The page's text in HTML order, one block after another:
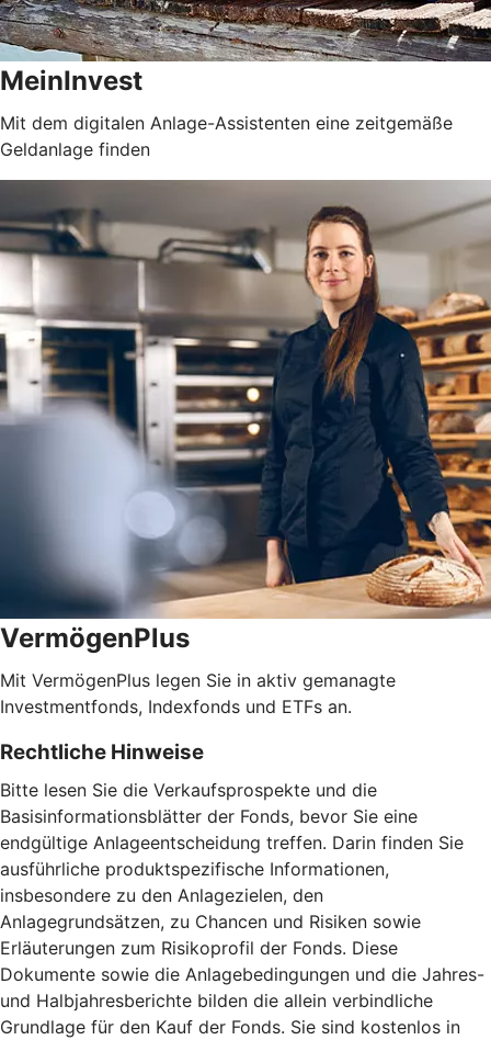
MeinInvest
Mit dem digitalen Anlage-Assistenten eine zeitgemäße
Geldanlage finden
VermögenPlus
Mit VermögenPlus legen Sie in aktiv gemanagte
Investmentfonds, Indexfonds und ETFs an.
Rechtliche Hinweise
Bitte lesen Sie die Verkaufsprospekte und die
Basisinformationsblätter der Fonds, bevor Sie eine
endgültige Anlageentscheidung treffen. Darin finden Sie
ausführliche produktspezifische Informationen,
insbesondere zu den Anlagezielen, den
Anlagegrundsätzen, zu Chancen und Risiken sowie
Erläuterungen zum Risikoprofil der Fonds. Diese
Dokumente sowie die Anlagebedingungen und die Jahres-
und Halbjahresberichte bilden die allein verbindliche
Grundlage für den Kauf der Fonds. Sie sind kostenlos in